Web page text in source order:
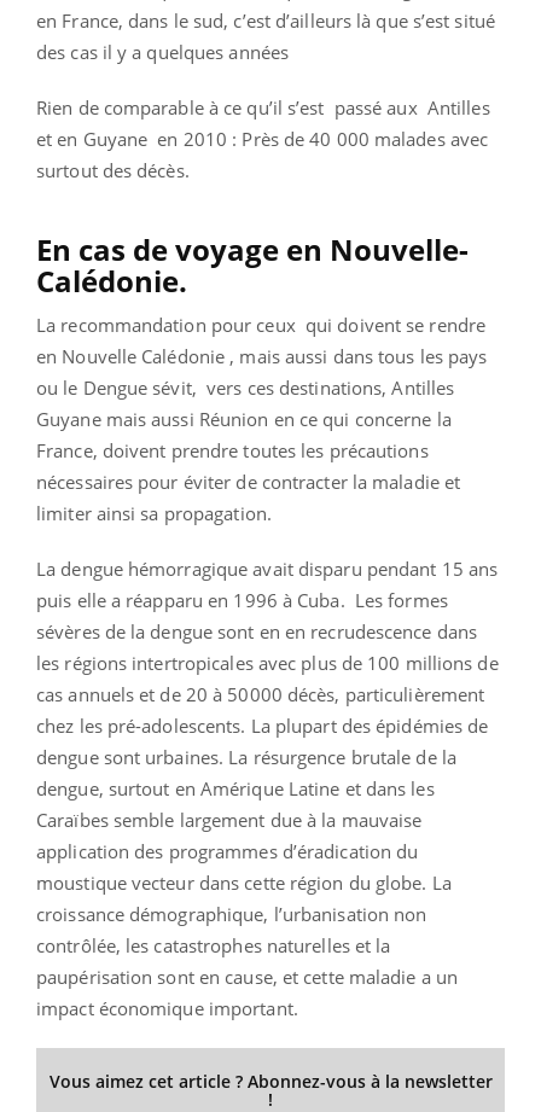
en France, dans le sud, c’est d’ailleurs là que s’est situé
des cas il y a quelques années
Rien de comparable à ce qu’il s’est passé aux Antilles
et en Guyane en 2010 : Près de 40 000 malades avec
surtout des décès.
En cas de voyage en Nouvelle-
Calédonie.
La recommandation pour ceux qui doivent se rendre
en Nouvelle Calédonie , mais aussi dans tous les pays
ou le Dengue sévit, vers ces destinations, Antilles
Guyane mais aussi Réunion en ce qui concerne la
France, doivent prendre toutes les précautions
nécessaires pour éviter de contracter la maladie et
limiter ainsi sa propagation.
La dengue hémorragique avait disparu pendant 15 ans
puis elle a réapparu en 1996 à Cuba. Les formes
sévères de la dengue sont en en recrudescence dans
les régions intertropicales avec plus de 100 millions de
cas annuels et de 20 à 50000 décès, particulièrement
chez les pré-adolescents. La plupart des épidémies de
dengue sont urbaines. La résurgence brutale de la
dengue, surtout en Amérique Latine et dans les
Caraïbes semble largement due à la mauvaise
application des programmes d’éradication du
moustique vecteur dans cette région du globe. La
croissance démographique, l’urbanisation non
contrôlée, les catastrophes naturelles et la
paupérisation sont en cause, et cette maladie a un
impact économique important.
Vous aimez cet article ? Abonnez-vous à la newsletter
!